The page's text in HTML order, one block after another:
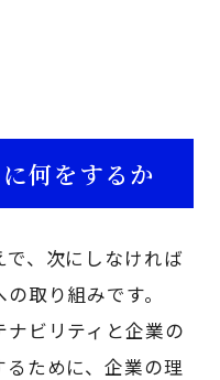
何をするか
、次にしなければ
取り組みです。
ビリティと企業の
ために、企業の理